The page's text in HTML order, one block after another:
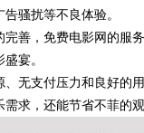
骚扰等不良体验。
善，免费电影网的服
宴。
无支付压力和良好的
求，还能节省不菲的